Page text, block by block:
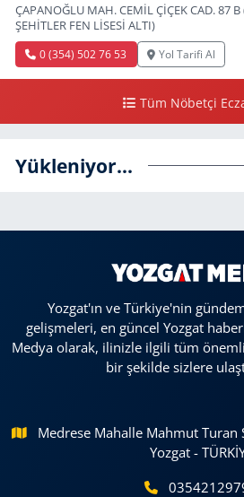
ÇAPANOĞLU MAH. CEMİL ÇİÇEK CAD. 87 B
ŞEHİTLER FEN LİSESİ ALTI)
0 (354) 502 76 53 Yol Tarifi Al
Tüm Nöbetçi
Yükleniyor...
Yozgat'ın ve Türkiye'nin
gelişmeleri, en güncel Yozgat
Medya olarak, ilinizle ilgili tüm önemli
bir şekilde sizlere
Medrese Mahalle Mahmut
Yozgat -